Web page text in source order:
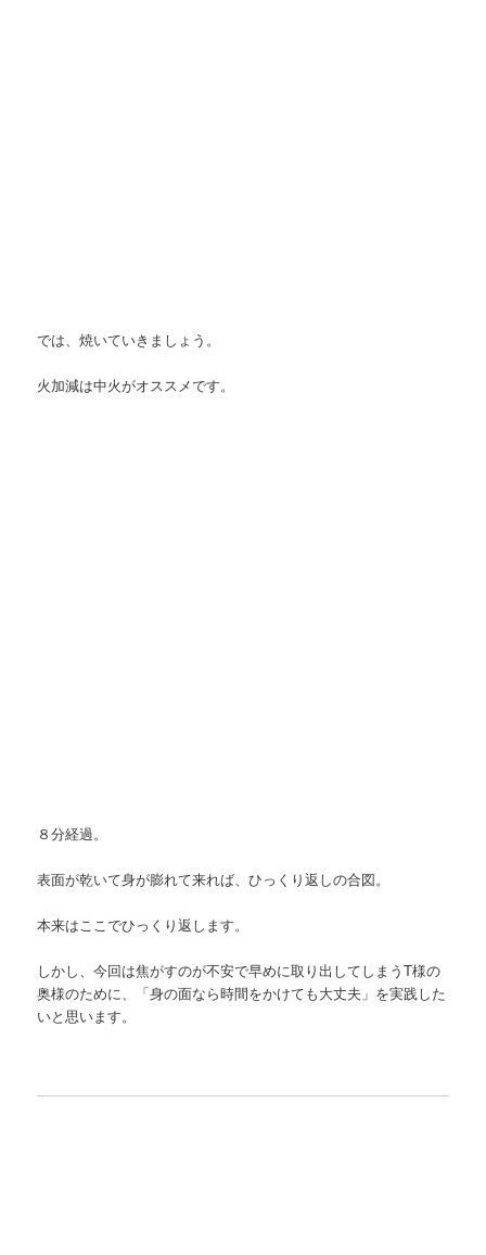
では、焼いていきましょう。
火加減は中火がオススメです。
８分経過。
表面が乾いて身が膨れて来れば、ひっくり返しの合図。
本来はここでひっくり返します。
しかし、今回は焦がすのが不安で早めに取り出してしまうT様の
奥様のために、「身の面なら時間をかけても大丈夫」を実践した
いと思います。